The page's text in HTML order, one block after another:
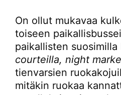
On ollut mukavaa
toiseen
paikallisten suosimilla
courteilla, night
tienvarsien
mitäkin ruokaa